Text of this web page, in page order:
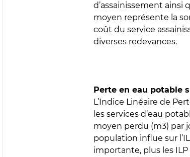
d’assainissement ainsi
moyen représente la
coût du service
diverses redevances.
Perte en eau potable
L’Indice Linéaire de
les services d’eau
moyen perdu (m3) par
population influe sur
importante, plus les